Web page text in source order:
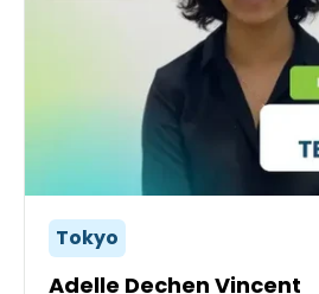
Tokyo
Adelle Dechen Vincent